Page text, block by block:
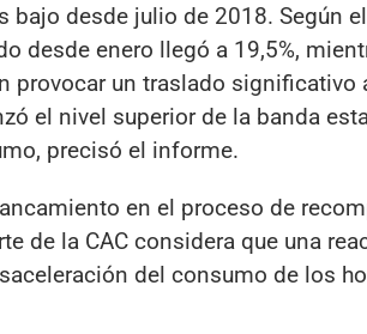
bajo desde julio de 2018. Según
desde enero llegó a 19,5%,
provocar un traslado significativo
el nivel superior de la banda
precisó el informe.
en el proceso de
de la CAC considera que una
del consumo de los